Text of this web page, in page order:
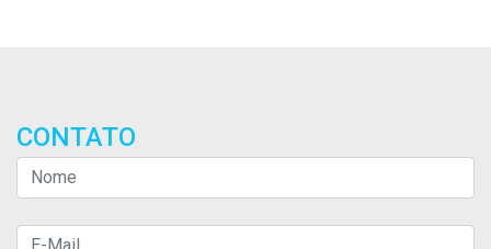
CONTATO